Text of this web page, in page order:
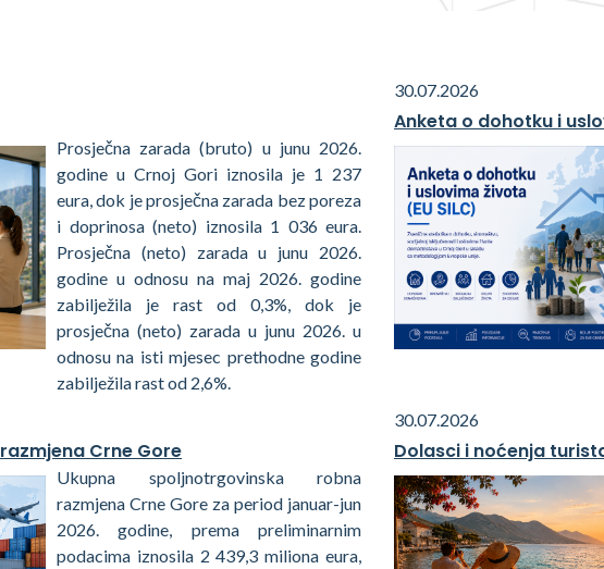
Prosječna zarada (bruto) u junu 2026.
godine u Crnoj Gori iznosila je 1 237
eura, dok je prosječna zarada bez poreza
i doprinosa (neto) iznosila 1 036 eura.
Prosječna (neto) zarada u junu 2026.
godine u odnosu na maj 2026. godine
zabilježila je rast od 0,3%, dok je
prosječna (neto) zarada u junu 2026. u
odnosu na isti mjesec prethodne godine
zabilježila rast od 2,6%.
30.07.2026
Anketa o dohotku i
Crne Gore
Ukupna spoljnotrgovinska robna
razmjena Crne Gore za period januar-jun
2026. godine, prema preliminarnim
podacima iznosila 2 439,3 miliona eura,
30.07.2026
Dolasci i noćenja